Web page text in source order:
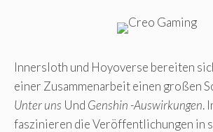
Innersloth und Hoyoverse bereiten
einer Zusammenarbeit einen großen
Unter uns Und Genshin -Auswirkungen.
faszinieren die Veröffentlichungen in